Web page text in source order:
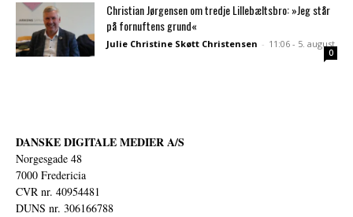
Christian Jørgensen om tredje Lillebæltsbro: »Jeg står
på fornuftens grund«
Julie Christine Skøtt Christensen - 11:06 - 5. august
0
DANSKE DIGITALE MEDIER A/S
Norgesgade 48
7000 Fredericia
CVR nr. 40954481
DUNS nr. 306166788